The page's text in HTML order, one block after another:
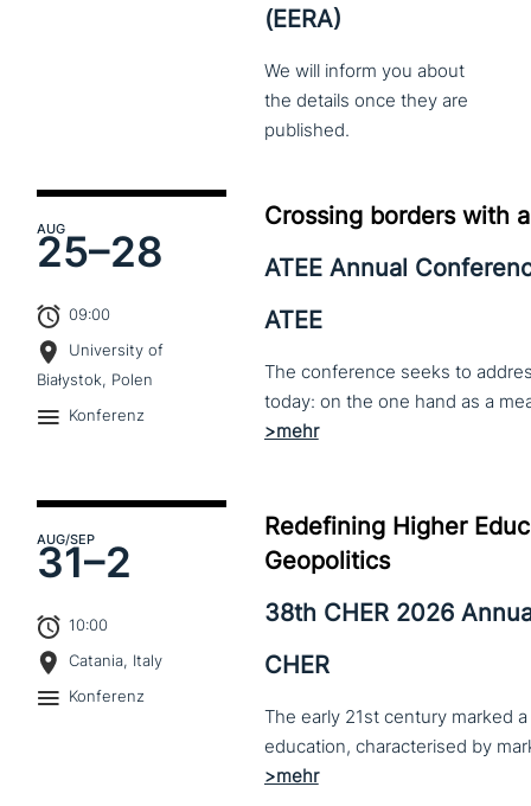
(EERA)
We will inform you about
the details once they are
published.
AUG
25–28
09:00
University of
Białystok, Polen
Konferenz
Crossing borders with
ATEE Annual
ATEE
The conference seeks to
AUG/SEP
31–2
10:00
Catania, Italy
Konferenz
Redefining Higher
Geopolitics
38th CHER 2026
CHER
The early 21st century marked